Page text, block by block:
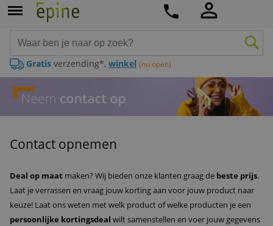
Gratis verzending*, winkel (nu open)
Contact opnemen
Deal op maat maken? Wij bieden onze klanten graag de beste prijs.
Laat je verrassen en vraag jouw korting aan voor jouw product naar
keuze! Laat ons weten met welk product of welke producten je een
persoonlijke kortingsdeal wilt samenstellen en voer jouw gegevens